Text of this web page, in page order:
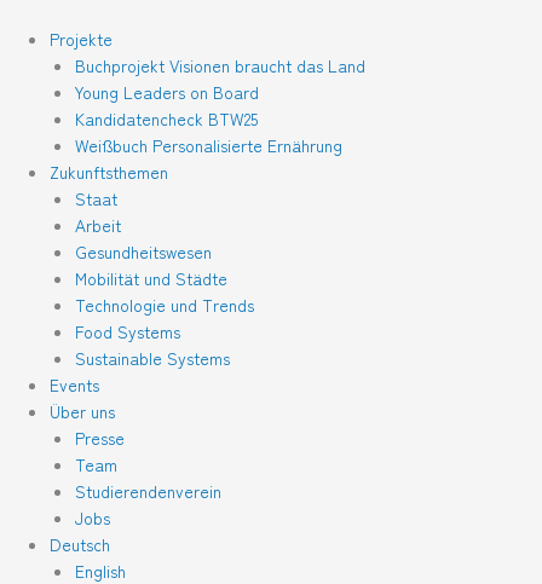
Projekte
Buchprojekt Visionen braucht das Land
Young Leaders on Board
Kandidatencheck BTW25
Weißbuch Personalisierte Ernährung
Zukunftsthemen
Staat
Arbeit
Gesundheitswesen
Mobilität und Städte
Technologie und Trends
Food Systems
Sustainable Systems
Events
Über uns
Presse
Team
Studierendenverein
Jobs
Deutsch
English